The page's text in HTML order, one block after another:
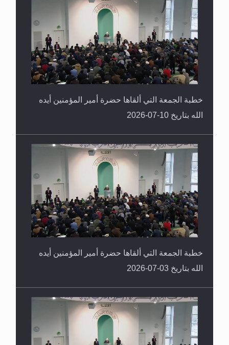
خطبة الجمعة التي ألقاها حضرة أمير المؤمنين أيده
الله بتاريخ 10-07-2026
خطبة الجمعة التي ألقاها حضرة أمير المؤمنين أيده
الله بتاريخ 03-07-2026